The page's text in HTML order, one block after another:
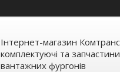
Інтернет-магазин Комтранс
комплектуючі та
вантажних фургонів